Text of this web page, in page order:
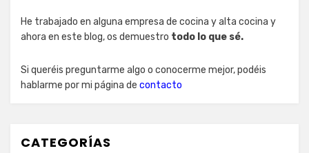
He trabajado en alguna empresa de cocina y alta cocina y
ahora en este blog, os demuestro todo lo que sé.
Si queréis preguntarme algo o conocerme mejor, podéis
hablarme por mi página de contacto
CATEGORÍAS